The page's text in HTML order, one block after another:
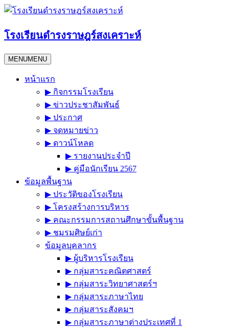
Skip
โรงเรียนดำรงราษฎร์สงเคราะห์
MENUMENU
หน้าแรก
▶︎ กิจกรรมโรงเรียน
▶︎ ข่าวประชาสัมพันธ์
▶︎ ประกาศ
▶︎ จดหมายข่าว
▶︎ ดาวน์โหลด
▶︎ รายงานประจำปี
▶︎ คู่มือนักเรียน 2567
ข้อมูลพื้นฐาน
▶︎ ประวัติของโรงเรียน
▶︎ โครงสร้างการบริหาร
▶︎ คณะกรรมการสถานศึกษาขั้นพื้นฐาน
▶︎ ชมรมศิษย์เก่า
ข้อมูลบุคลากร
▶︎ ผู้บริหารโรงเรียน
▶︎ กลุ่มสาระคณิตศาสตร์
▶︎ กลุ่มสาระวิทยาศาสตร์ฯ
▶︎ กลุ่มสาระภาษาไทย
▶︎ กลุ่มสาระสังคมฯ
▶︎ กลุ่มสาระภาษาต่างประเทศที่ 1